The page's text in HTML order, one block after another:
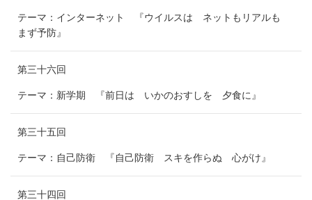
テーマ：インターネット 『ウイルスは ネットもリアルも
まず予防』
第三十六回
テーマ：新学期 『前日は いかのおすしを 夕食に』
第三十五回
テーマ：自己防衛 『自己防衛 スキを作らぬ 心がけ』
第三十四回